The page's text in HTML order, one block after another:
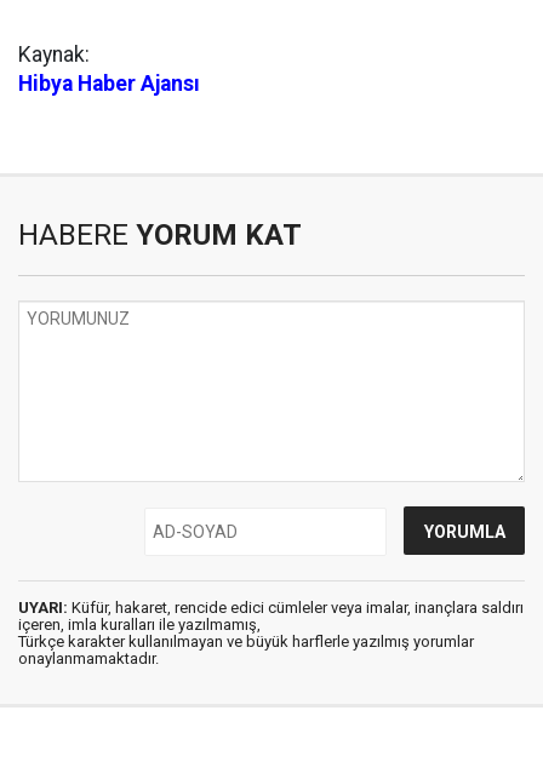
Kaynak:
Hibya Haber Ajansı
HABERE YORUM KAT
UYARI: Küfür, hakaret, rencide edici cümleler veya imalar, inançlara saldırı
içeren, imla kuralları ile yazılmamış,
Türkçe karakter kullanılmayan ve büyük harflerle yazılmış yorumlar
onaylanmamaktadır.